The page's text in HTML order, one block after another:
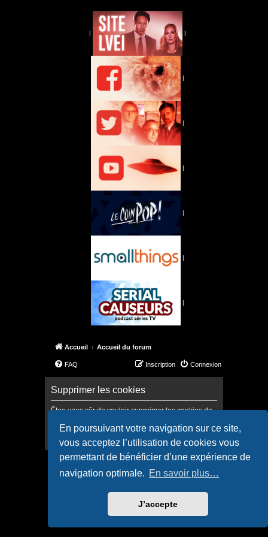
En poursuivant votre navigation sur ce site,
vous acceptez l’utilisation de cookies vous
permettant de bénéficier d’une expérience de
navigation optimale. En savoir plus…
J’accepte
| |
|
|
|
|
|
|
Accueil Accueil du forum
FAQ Connexion
Inscription
Supprimer les cookies
Êtes-vous sûr de vouloir supprimer les cookies de